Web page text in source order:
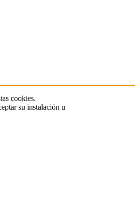
cookies.
su instalación u